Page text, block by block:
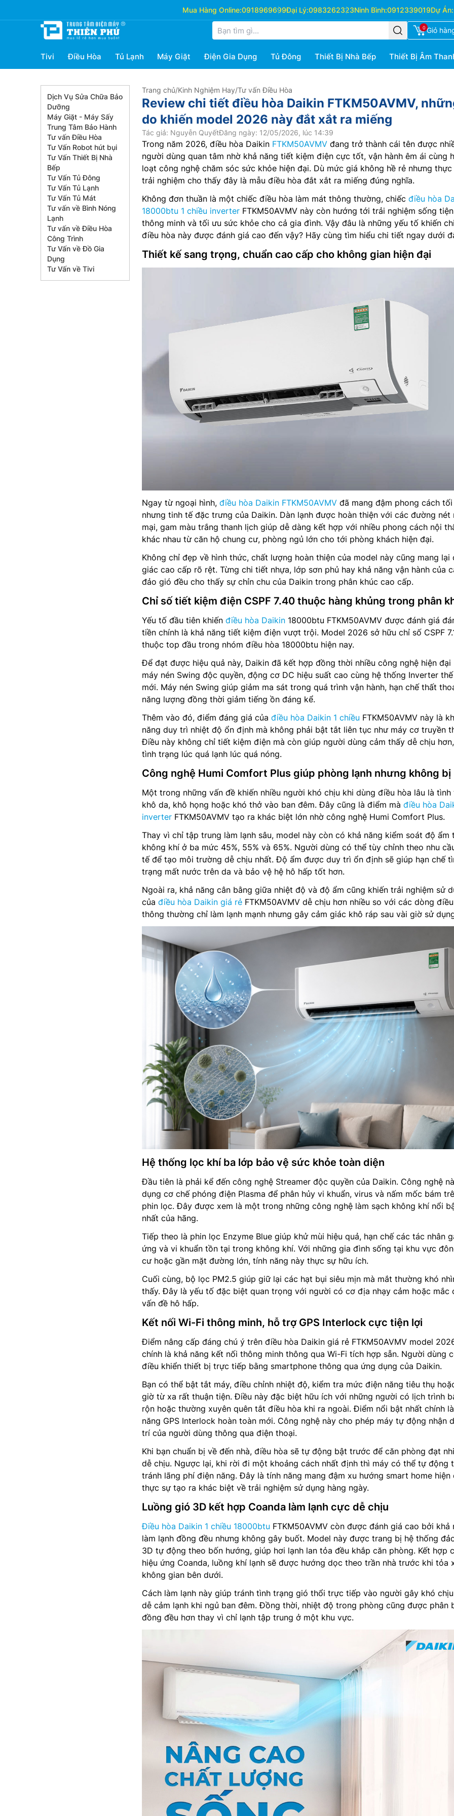
Mua Hàng Online:0918969699Đại Lý:0983262323Ninh Bình:0912339019Dự Án:
0 Giỏ
Tivi Điều Hòa Tủ Lạnh Máy Giặt Điện Gia Dụng Tủ Đông Thiết Bị Nhà Bếp Thiết Bị Âm
Dịch Vụ Sửa Chữa Bảo
Dưỡng
Máy Giặt - Máy Sấy
Trung Tâm Bảo Hành
Tư vấn Điều Hòa
Tư Vấn Robot hút bụi
Tư Vấn Thiết Bị Nhà
Bếp
Tư Vấn Tủ Đông
Tư Vấn Tủ Lạnh
Tư Vấn Tủ Mát
Tư vấn về Bình Nóng
Lạnh
Tư vấn về Điều Hòa
Công Trình
Tư Vấn về Đồ Gia
Dụng
Tư Vấn về Tivi
Trang chủ/Kinh Nghiệm Hay/Tư vấn Điều Hòa
Review chi tiết điều hòa Daikin FTKM50AVMV,
do khiến model 2026 này đắt xắt ra miếng
Tác giả: Nguyễn QuyếtĐăng ngày: 12/05/2026, lúc 14:39
Trong năm 2026, điều hòa Daikin FTKM50AVMV đang trở thành cái tên được
người dùng quan tâm nhờ khả năng tiết kiệm điện cực tốt, vận hành êm ái cùng
loạt công nghệ chăm sóc sức khỏe hiện đại. Dù mức giá không hề rẻ nhưng
trải nghiệm cho thấy đây là mẫu điều hòa đắt xắt ra miếng đúng nghĩa.
Không đơn thuần là một chiếc điều hòa làm mát thông thường, chiếc điều hòa
18000btu 1 chiều inverter FTKM50AVMV này còn hướng tới trải nghiệm sống
thông minh và tối ưu sức khỏe cho cả gia đình. Vậy đâu là những yếu tố khiến
điều hòa này được đánh giá cao đến vậy? Hãy cùng tìm hiểu chi tiết ngay dưới
Thiết kế sang trọng, chuẩn cao cấp cho không gian hiện đại
Ngay từ ngoại hình, điều hòa Daikin FTKM50AVMV đã mang đậm phong cách
nhưng tinh tế đặc trưng của Daikin. Dàn lạnh được hoàn thiện với các đường nét
mại, gam màu trắng thanh lịch giúp dễ dàng kết hợp với nhiều phong cách nội
khác nhau từ căn hộ chung cư, phòng ngủ lớn cho tới phòng khách hiện đại.
Không chỉ đẹp về hình thức, chất lượng hoàn thiện của model này cũng mang lại
giác cao cấp rõ rệt. Từng chi tiết nhựa, lớp sơn phủ hay khả năng vận hành của
đảo gió đều cho thấy sự chỉn chu của Daikin trong phân khúc cao cấp.
Chỉ số tiết kiệm điện CSPF 7.40 thuộc hàng khủng trong phân
Yếu tố đầu tiên khiến điều hòa Daikin 18000btu FTKM50AVMV được đánh giá
tiền chính là khả năng tiết kiệm điện vượt trội. Model 2026 sở hữu chỉ số CSPF
thuộc top đầu trong nhóm điều hòa 18000btu hiện nay.
Để đạt được hiệu quả này, Daikin đã kết hợp đồng thời nhiều công nghệ hiện đại
máy nén Swing độc quyền, động cơ DC hiệu suất cao cùng hệ thống Inverter
mới. Máy nén Swing giúp giảm ma sát trong quá trình vận hành, hạn chế thất
năng lượng đồng thời giảm tiếng ồn đáng kể.
Thêm vào đó, điểm đáng giá của điều hòa Daikin 1 chiều FTKM50AVMV này là
năng duy trì nhiệt độ ổn định mà không phải bật tắt liên tục như máy cơ truyền
Điều này không chỉ tiết kiệm điện mà còn giúp người dùng cảm thấy dễ chịu
tình trạng lúc quá lạnh lúc quá nóng.
Công nghệ Humi Comfort Plus giúp phòng lạnh nhưng không bị
Một trong những vấn đề khiến nhiều người khó chịu khi dùng điều hòa lâu là tình
khô da, khô họng hoặc khó thở vào ban đêm. Đây cũng là điểm mà điều hòa
inverter FTKM50AVMV tạo ra khác biệt lớn nhờ công nghệ Humi Comfort Plus.
Thay vì chỉ tập trung làm lạnh sâu, model này còn có khả năng kiểm soát độ ẩm
không khí ở ba mức 45%, 55% và 65%. Người dùng có thể tùy chỉnh theo nhu
tế để tạo môi trường dễ chịu nhất. Độ ẩm được duy trì ổn định sẽ giúp hạn chế
trạng mất nước trên da và bảo vệ hệ hô hấp tốt hơn.
Ngoài ra, khả năng cân bằng giữa nhiệt độ và độ ẩm cũng khiến trải nghiệm sử
của điều hòa Daikin giá rẻ FTKM50AVMV dễ chịu hơn nhiều so với các dòng
thông thường chỉ làm lạnh mạnh nhưng gây cảm giác khô ráp sau vài giờ sử
Hệ thống lọc khí ba lớp bảo vệ sức khỏe toàn diện
Đầu tiên là phải kể đến công nghệ Streamer độc quyền của Daikin. Công nghệ
dụng cơ chế phóng điện Plasma để phân hủy vi khuẩn, virus và nấm mốc bám
phin lọc. Đây được xem là một trong những công nghệ làm sạch không khí nổi
nhất của hãng.
Tiếp theo là phin lọc Enzyme Blue giúp khử mùi hiệu quả, hạn chế các tác nhân
ứng và vi khuẩn tồn tại trong không khí. Với những gia đình sống tại khu vực
cư hoặc gần mặt đường lớn, tính năng này thực sự hữu ích.
Cuối cùng, bộ lọc PM2.5 giúp giữ lại các hạt bụi siêu mịn mà mắt thường khó
thấy. Đây là yếu tố đặc biệt quan trọng với người có cơ địa nhạy cảm hoặc mắc
vấn đề hô hấp.
Kết nối Wi-Fi thông minh, hỗ trợ GPS Interlock cực tiện lợi
Điểm nâng cấp đáng chú ý trên điều hòa Daikin giá rẻ FTKM50AVMV model
chính là khả năng kết nối thông minh thông qua Wi-Fi tích hợp sẵn. Người dùng
điều khiển thiết bị trực tiếp bằng smartphone thông qua ứng dụng của Daikin.
Bạn có thể bật tắt máy, điều chỉnh nhiệt độ, kiểm tra mức điện năng tiêu thụ
giờ từ xa rất thuận tiện. Điều này đặc biệt hữu ích với những người có lịch trình
rộn hoặc thường xuyên quên tắt điều hòa khi ra ngoài. Điểm nổi bật nhất chính
năng GPS Interlock hoàn toàn mới. Công nghệ này cho phép máy tự động nhận
trí của người dùng thông qua điện thoại.
Khi bạn chuẩn bị về đến nhà, điều hòa sẽ tự động bật trước để căn phòng đạt
dễ chịu. Ngược lại, khi rời đi một khoảng cách nhất định thì máy có thể tự động
tránh lãng phí điện năng. Đây là tính năng mang đậm xu hướng smart home hiện
thực sự tạo ra khác biệt về trải nghiệm sử dụng hàng ngày.
Luồng gió 3D kết hợp Coanda làm lạnh cực dễ chịu
Điều hòa Daikin 1 chiều 18000btu FTKM50AVMV còn được đánh giá cao bởi khả
làm lạnh đồng đều nhưng không gây buốt. Model này được trang bị hệ thống
3D tự động theo bốn hướng, giúp hơi lạnh lan tỏa đều khắp căn phòng. Kết hợp
hiệu ứng Coanda, luồng khí lạnh sẽ được hướng dọc theo trần nhà trước khi tỏa
không gian bên dưới.
Cách làm lạnh này giúp tránh tình trạng gió thổi trực tiếp vào người gây khó
dễ cảm lạnh khi ngủ ban đêm. Đồng thời, nhiệt độ trong phòng cũng được phân
đồng đều hơn thay vì chỉ lạnh tập trung ở một khu vực.